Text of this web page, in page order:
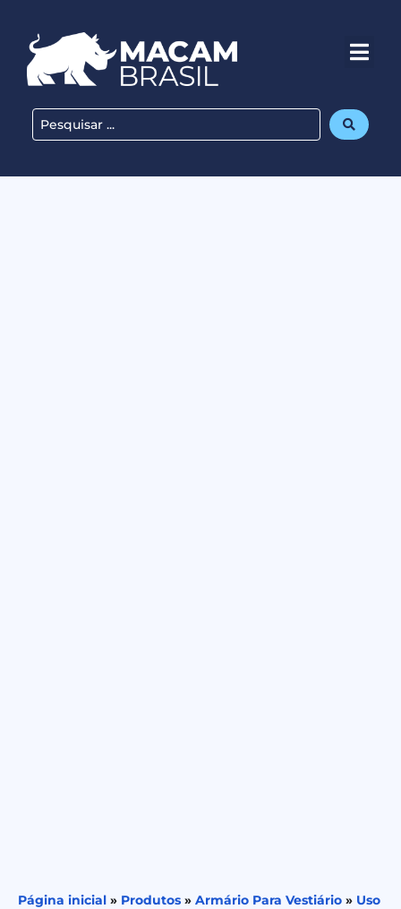
Página inicial » Produtos » Armário Para Vestiário » Uso